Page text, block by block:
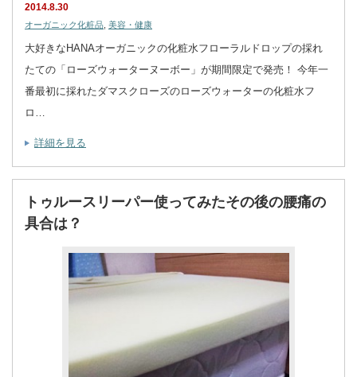
2014.8.30
オーガニック化粧品, 美容・健康
大好きなHANAオーガニックの化粧水フローラルドロップの採れ
たての「ローズウォーターヌーボー」が期間限定で発売！ 今年一
番最初に採れたダマスクローズのローズウォーターの化粧水フ
ロ…
詳細を見る
トゥルースリーパー使ってみたその後の腰痛の
具合は？